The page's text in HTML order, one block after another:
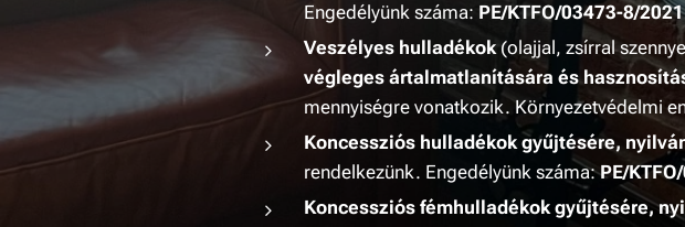
Engedélyünk száma: PE/KTFO/03473-8/
Veszélyes hulladékok(olajjal, zsírral
végleges ártalmatlanítására és
mennyiségre vonatkozik. Környezetvédelmi
Koncessziós hulladékok gyűjtésére,
rendelkezünk. Engedélyünk száma:PE/
Koncessziós fémhulladékok gyűjtésére,